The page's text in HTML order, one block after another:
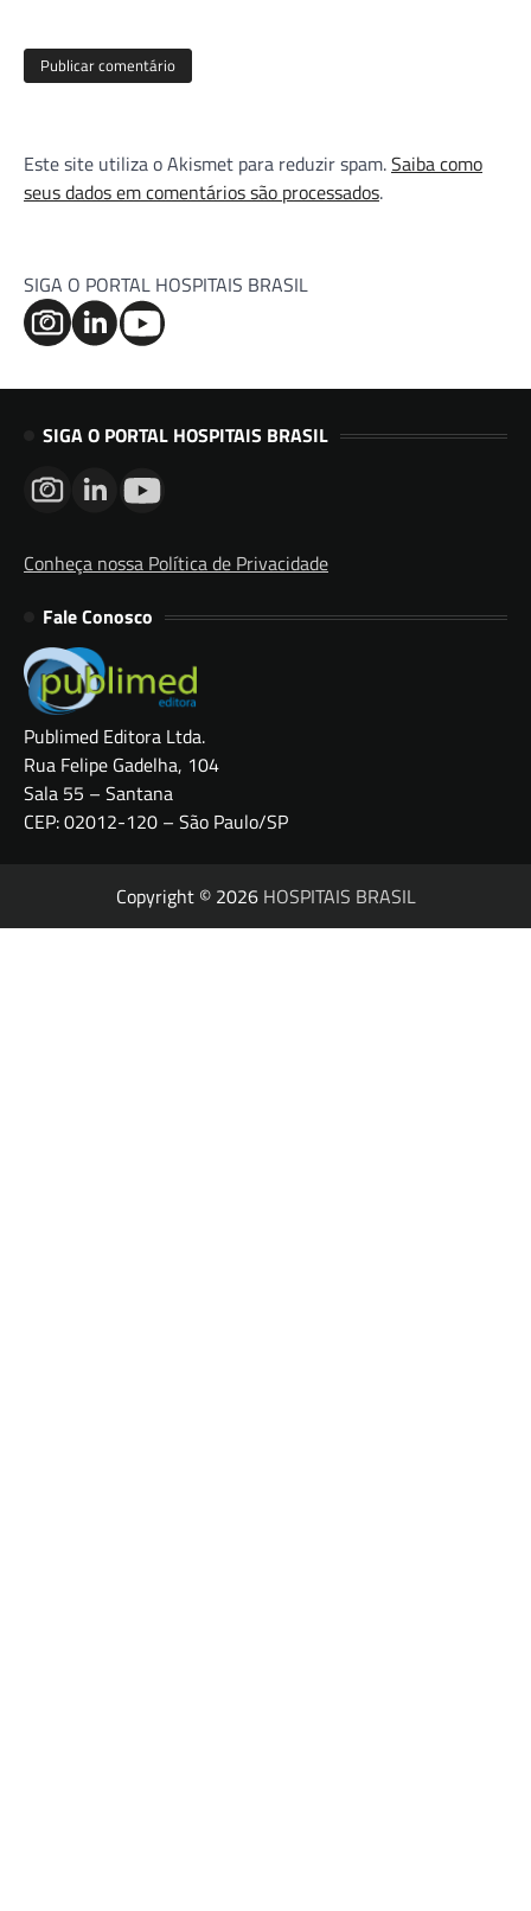
Este site utiliza o Akismet para reduzir spam.Saiba como
seus dados em comentários são processados.
SIGA O PORTAL HOSPITAIS BRASIL
SIGA O PORTAL HOSPITAIS BRASIL
Conheça nossa Política de Privacidade
Fale Conosco
Publimed Editora Ltda.
Rua Felipe Gadelha, 104
Sala 55 – Santana
CEP: 02012-120 – São Paulo/SP
Copyright © 2026 HOSPITAIS BRASIL